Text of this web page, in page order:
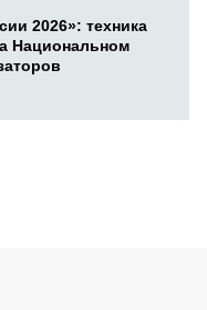
2026»: техника
Национальном